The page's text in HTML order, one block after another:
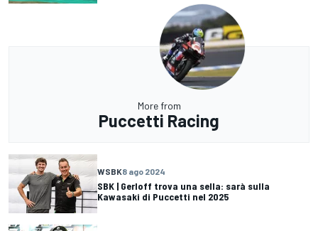
More from
Puccetti Racing
WSBK8 ago 2024
SBK | Gerloff trova una sella: sarà sulla
Kawasaki di Puccetti nel 2025